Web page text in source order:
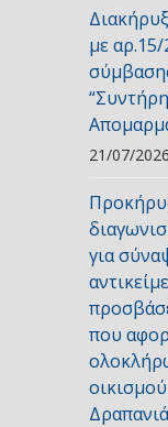
με
21/07/2026
για
που